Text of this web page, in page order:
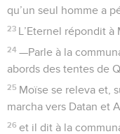
qu’un seul homme a
23 L’Eternel répondit à
24 —Parle à la
abords des tentes de
25 Moïse se releva et,
marcha vers Datan et
26 et il dit à la